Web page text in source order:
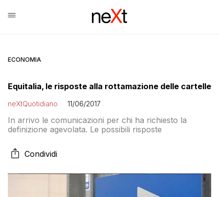
ECONOMIA
Equitalia, le risposte alla rottamazione delle cartelle
neXtQuotidiano 11/06/2017
In arrivo le comunicazioni per chi ha richiesto la
definizione agevolata. Le possibili risposte
Condividi